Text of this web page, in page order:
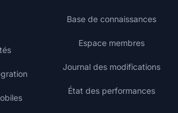
Base de connaissances
Espace membres
Journal des modifications
État des performances